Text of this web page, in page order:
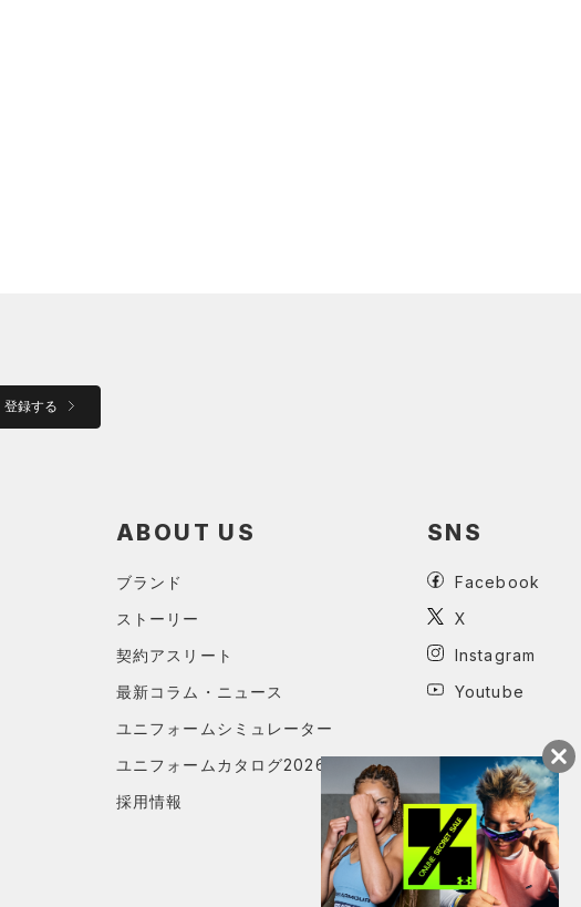
登録する
ABOUT US
ブランド
ストーリー
契約アスリート
最新コラム・ニュース
ユニフォームシミュレーター
ユニフォームカタログ2026
採用情報
SNS
Facebook
X
Instagram
Youtube